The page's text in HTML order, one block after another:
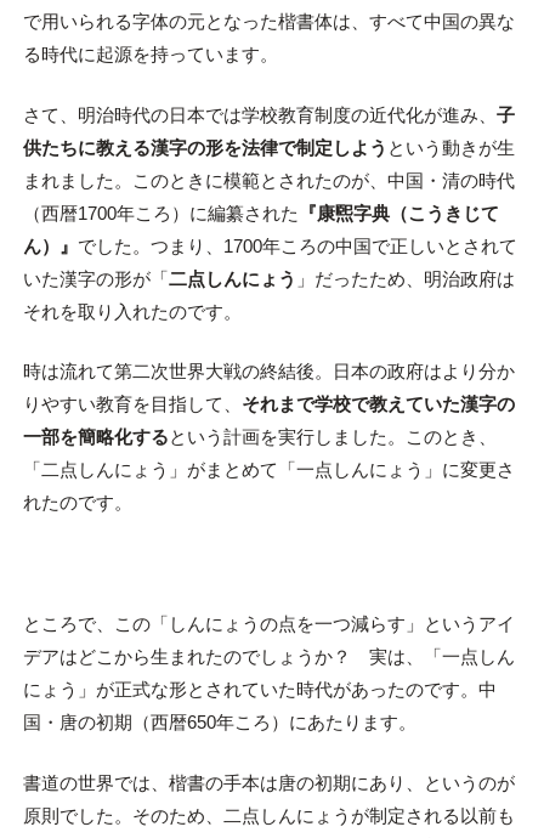
で用いられる字体の元となった楷書体は、すべて中国の異な
る時代に起源を持っています。
さて、明治時代の日本では学校教育制度の近代化が進み、 子
供たちに教える漢字の形を法律で制定しよう という動きが生
まれました。このときに模範とされたのが、中国・清の時代
（西暦1700年ころ）に編纂された
『康煕字典（こうきじて
ん）』 でした。つまり、1700年ころの中国で正しいとされて
いた漢字の形が「二点しんにょう 」だったため、明治政府は
それを取り入れたのです。
時は流れて第二次世界大戦の終結後。日本の政府はより分か
りやすい教育を目指して、 それまで学校で教えていた漢字の
一部を簡略化するという計画を実行しました。このとき、
「二点しんにょう」がまとめて「一点しんにょう」に変更さ
れたのです。
ところで、この「しんにょうの点を一つ減らす」というアイ
デアはどこから生まれたのでしょうか？ 実は、「一点しん
にょう」が正式な形とされていた時代があったのです。中
国・唐の初期（西暦650年ころ）にあたります。
書道の世界では、楷書の手本は唐の初期にあり、というのが
原則でした。そのため、二点しんにょうが制定される以前も